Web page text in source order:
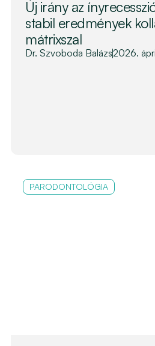
Új irány az
stabil eredmények
mátrixszal
Dr. Szvoboda Balázs2026.
PARODONTOLÓGIA